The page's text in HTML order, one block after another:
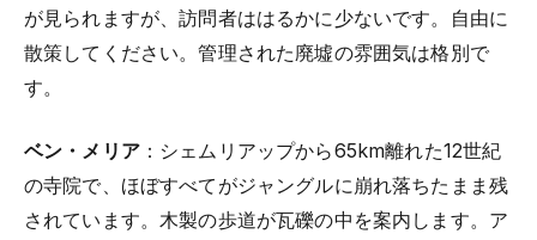
が見られますが、訪問者ははるかに少ないです。自由に
散策してください。管理された廃墟の雰囲気は格別で
す。
ベン・メリア：シェムリアップから65km離れた12世紀
の寺院で、ほぼすべてがジャングルに崩れ落ちたまま残
されています。木製の歩道が瓦礫の中を案内します。ア